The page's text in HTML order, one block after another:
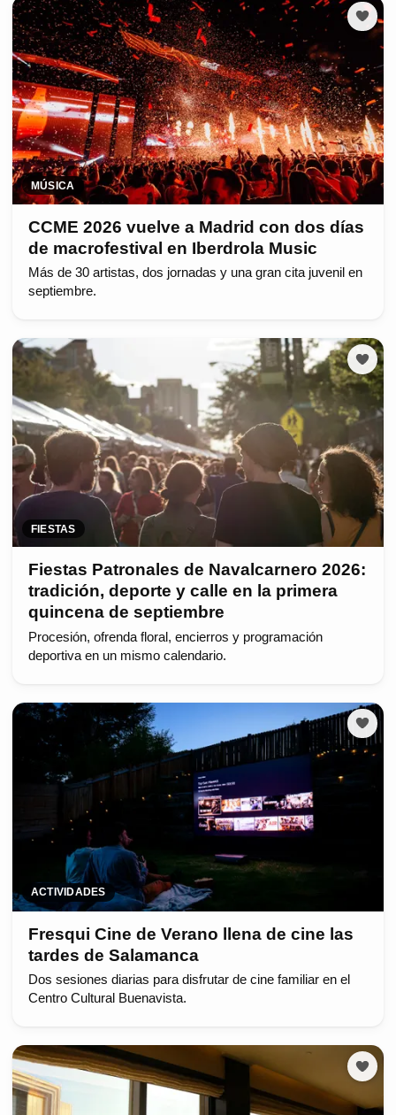
MÚSICA
CCME 2026 vuelve a Madrid con dos días
de macrofestival en Iberdrola Music
Más de 30 artistas, dos jornadas y una gran cita juvenil en
septiembre.
FIESTAS
Fiestas Patronales de Navalcarnero 2026:
tradición, deporte y calle en la primera
quincena de septiembre
Procesión, ofrenda floral, encierros y programación
deportiva en un mismo calendario.
ACTIVIDADES
Fresqui Cine de Verano llena de cine las
tardes de Salamanca
Dos sesiones diarias para disfrutar de cine familiar en el
Centro Cultural Buenavista.